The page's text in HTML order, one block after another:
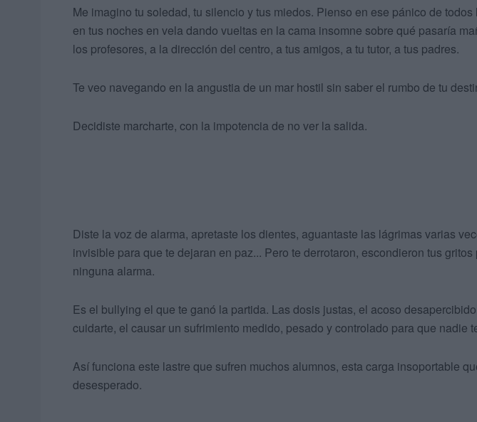
Me imagino tu soledad, tu silencio y tus miedos. Pienso en ese pánico de
en tus noches en vela dando vueltas en la cama insomne sobre qué pasaría
los profesores, a la dirección del centro, a tus amigos, a tu tutor, a tus padres.
Te veo navegando en la angustia de un mar hostil sin saber el rumbo de tu
Decidiste marcharte, con la impotencia de no ver la salida.
Diste la voz de alarma, apretaste los dientes, aguantaste las lágrimas varias
invisible para que te dejaran en paz... Pero te derrotaron, escondieron tus
ninguna alarma.
Es el bullying el que te ganó la partida. Las dosis justas, el acoso
cuidarte, el causar un sufrimiento medido, pesado y controlado para que nadie
Así funciona este lastre que sufren muchos alumnos, esta carga insoportable
desesperado.